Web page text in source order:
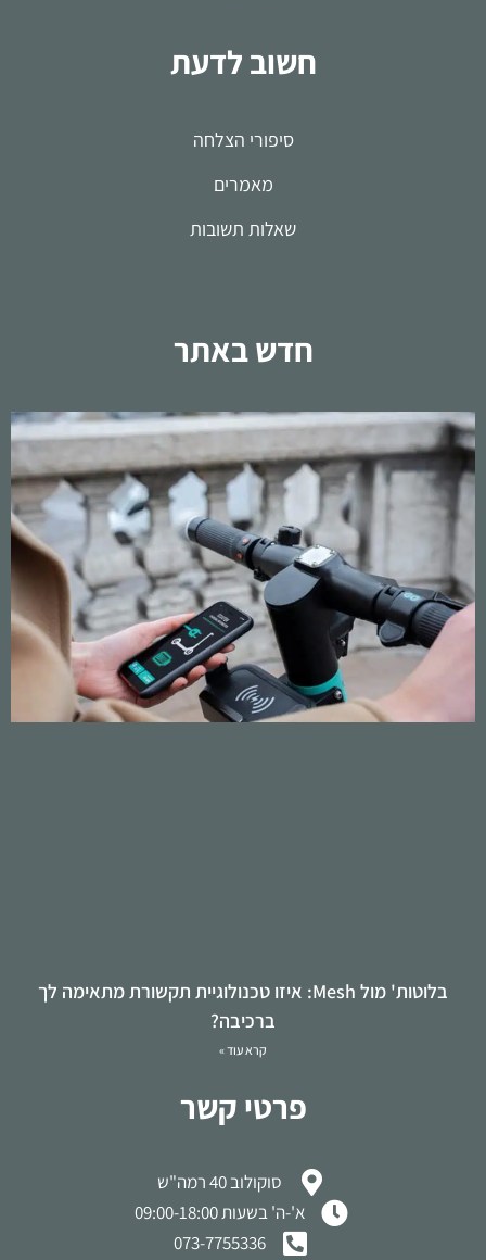
חשוב לדעת
סיפורי הצלחה
מאמרים
שאלות תשובות
חדש באתר
בלוטות' מול Mesh: איזו טכנולוגיית תקשורת מתאימה לך
ברכיבה?
קרא עוד »
פרטי קשר
סוקולוב 40 רמה"ש
א'-ה' בשעות 09:00-18:00
073-7755336